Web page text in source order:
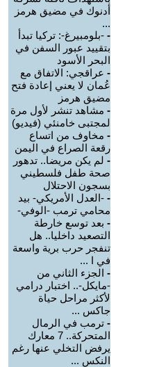
أدنوك في مضيق هرمز
...
- -بلومبيرغ-: تركيا تبدأ
بتقييد عبور السفن في
البحر الأسود
- عراقجي: الاتفاق مع
عُمان لا يعني إعادة فتح
مضيق هرمز
- مشاهد تنشر لأول مرة
لمجتبى خامنئي (فيديو)
- مخاوف من اتساع
رقعة الصراع في اليمن
- لم يكن مريضا.. تدهور
صحة طفل فلسطيني
بسجون الاحتلال
- -العدل الأمريكي- بيد
محامي ترمب -الوفي-
- بعد توسع خارطة
التصعيد داخليا.. هل
تنفجر حرب برية واسعة
في ا ...
- الجزء الثاني من
-مايكل-.. اختبار درامي
لأكثر مراحل حياة
جاكس ...
- ترمب في الرمال
المتحركة.. 7 معارك
يرفض التخلي عنها رغم
النكس ...